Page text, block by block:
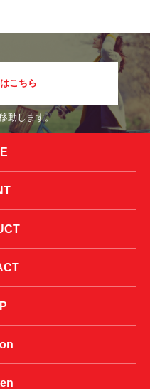
こちら
動します。